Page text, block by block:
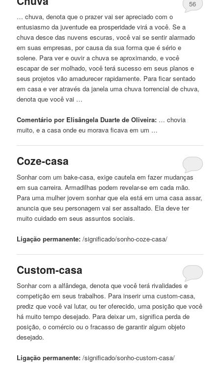
56
… chuva, denota que o prazer vai ser apreciado com o
entusiasmo da juventude ea prosperidade viráa você. Sea
chuva desce das nuvens escuras, você vai se sentir alarmado
em suas empresas, por causa da sua forma que é sério e
solene. Para ver e ouvira chuva se aproximando, e você
escapar de ser molhado, você terá sucesso em seus planos e
seus projetos vão amadurecer rapidamente. Para ficar sentado
emcasa e ver através da janela uma chuva torrencial de chuva,
denota que você vai …
Comentário por Elisângela Duarte de Oliveira: … chovia
muito, ea casa onde eu morava ficava em um …
Coze-casa
Sonhar com um bake-casa, exige cautela em fazer mudanças
em sua carreira. Armadilhas podem revelar-se em cada mão.
Para uma mulher jovem sonhar que ela está em umacasa assar,
anuncia que seu personagem vai ser assaltado. Ela deve ter
muito cuidado em seus assuntos sociais.
Ligação permanente: /significado/sonho-coze-casa/
Custom-casa
Sonhar coma alfândega, denota que você terá rivalidades e
competição em seus trabalhos. Para inserir uma custom-casa,
prediz que você vai lutar, ou ter oferecido, uma posição que você
há muito tempo desejado. Para deixar um, significa perda de
posição, o comércio ou o fracasso de garantir algum objeto
desejado.
Ligação permanente: /significado/sonho-custom-casa/